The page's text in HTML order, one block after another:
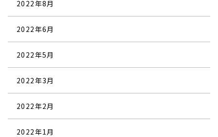
2022年8月
2022年6月
2022年5月
2022年3月
2022年2月
2022年1月